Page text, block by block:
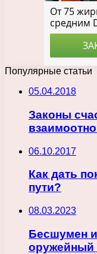
Популярные статьи
05.04.2018
Законы
06.10.2017
Как дать
пути?
08.03.2023
Бесшумен и
оружейный